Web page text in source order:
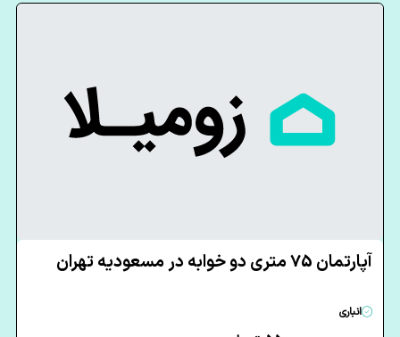
آپارتمان 75 متری دو خوابه در مسعودیه تهران
انباری